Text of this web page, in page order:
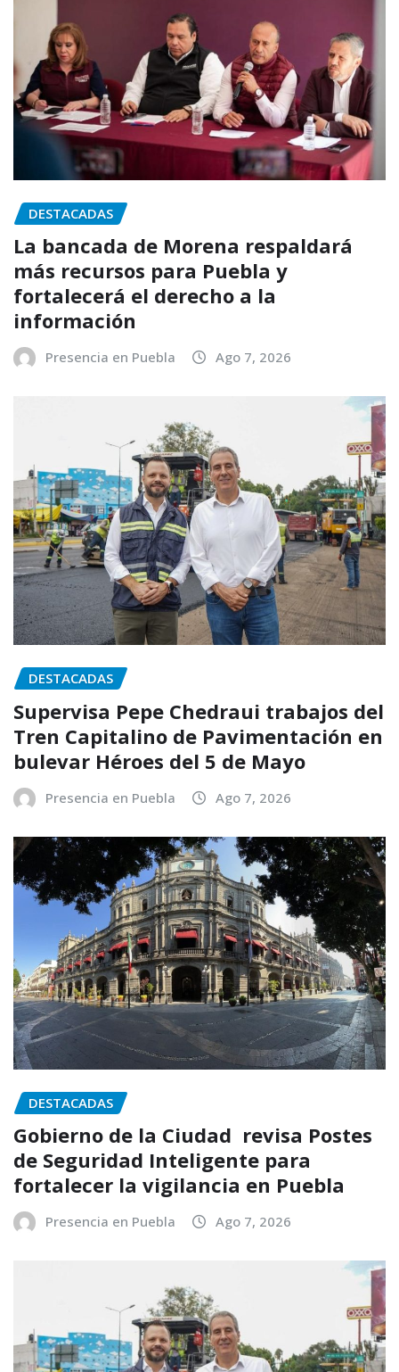
DESTACADAS
La bancada de Morena respaldará
más recursos para Puebla y
fortalecerá el derecho a la
información
Presencia en Puebla Ago 7, 2026
DESTACADAS
Supervisa Pepe Chedraui trabajos del
Tren Capitalino de Pavimentación en
bulevar Héroes del 5 de Mayo
Presencia en Puebla Ago 7, 2026
DESTACADAS
Gobierno de la Ciudad revisa Postes
de Seguridad Inteligente para
fortalecer la vigilancia en Puebla
Presencia en Puebla Ago 7, 2026